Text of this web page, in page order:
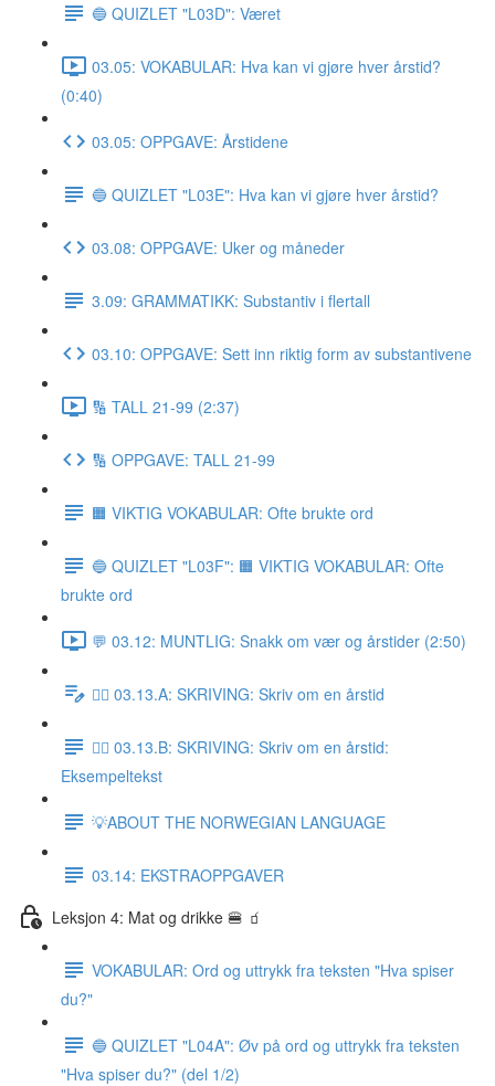
🔵 QUIZLET "L03D": Været
03.05: VOKABULAR: Hva kan vi gjøre hver årstid?
(0:40)
03.05: OPPGAVE: Årstidene
🔵 QUIZLET "L03E": Hva kan vi gjøre hver årstid?
03.08: OPPGAVE: Uker og måneder
3.09: GRAMMATIKK: Substantiv i flertall
03.10: OPPGAVE: Sett inn riktig form av substantivene
🔢 TALL 21-99 (2:37)
🔢 OPPGAVE: TALL 21-99
🟧 VIKTIG VOKABULAR: Ofte brukte ord
🔵 QUIZLET "L03F": 🟧 VIKTIG VOKABULAR: Ofte
brukte ord
💬 03.12: MUNTLIG: Snakk om vær og årstider (2:50)
✍🏼 03.13.A: SKRIVING: Skriv om en årstid
✍🏼 03.13.B: SKRIVING: Skriv om en årstid:
Eksempeltekst
💡ABOUT THE NORWEGIAN LANGUAGE
03.14: EKSTRAOPPGAVER
Leksjon 4: Mat og drikke 🍔 🧃
VOKABULAR: Ord og uttrykk fra teksten "Hva spiser
du?"
🔵 QUIZLET "L04A": Øv på ord og uttrykk fra teksten
"Hva spiser du?" (del 1/2)